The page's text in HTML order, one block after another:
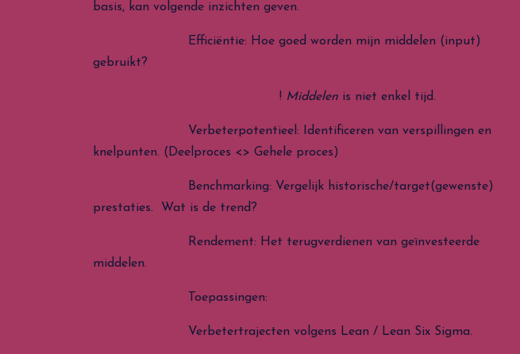
basis, kan volgende inzichten geven.
Efficiëntie: Hoe goed worden mijn middelen (input)
gebruikt?
! Middelen is niet enkel tijd.
Verbeterpotentieel: Identificeren van verspillingen en
knelpunten. (Deelproces <> Gehele proces)
Benchmarking: Vergelijk historische/target(gewenste)
prestaties. Wat is de trend?
Rendement: Het terugverdienen van geïnvesteerde
middelen.
Toepassingen:
Verbetertrajecten volgens Lean / Lean Six Sigma.